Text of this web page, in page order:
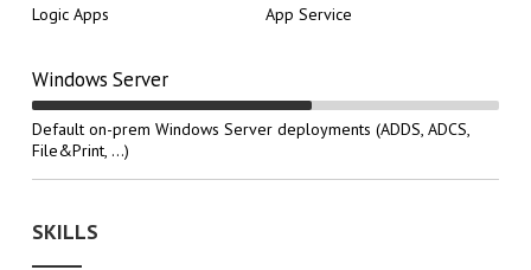
Logic Apps
App Service
Windows Server
Default on-prem Windows Server deployments (ADDS, ADCS,
File&Print, ...)
SKILLS